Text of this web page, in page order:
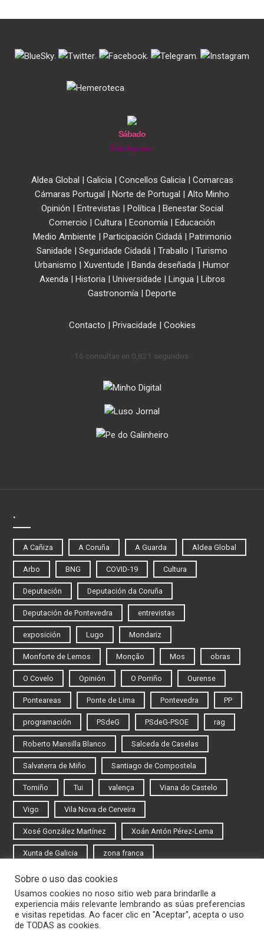
. . . .
Sábado
8 de Agosto
Aldea Global | Galicia| Concellos Galicia| Comarcas
Cámaras Portugal | Norte de Portugal | Alto Minho
Opinión | Entrevistas | Política| Benestar Social
Comercio | Cultura | Economía | Educación
Medio Ambiente | Participación Cidadá| Patrimonio
Sanidade | Seguridade Cidadá | Traballo | Turismo
Urbanismo | Xuventude | Banda deseñada | Humor
Axenda| Historia| Universidade | Lingua| Libros
Gastronomía | Deporte
Contacto | Privacidade | Cookies
16 consultas en 0,821 segundos.
.
A Cañiza A Coruña A Guarda Aldea Global
Arbo BNG COVID-19 Cultura
Deputación Deputación da Coruña
Deputación de Pontevedra entrevistas
exposición Lugo Mondariz
Monforte de Lemos Monção Mos obras
O Covelo Opinión O Porriño Ourense
Ponteareas Ponte de Lima Pontevedra PP
programación PSdeG PSdeG-PSOE rag
Roberto Mansilla Blanco Salceda de Caselas
Salvaterra de Miño Santiago de Compostela
Tomiño Tui valença Viana do Castelo
Vigo Vila Nova de Cerveira
Xosé González Martínez Xoán Antón Pérez-Lema
Xunta de Galicia zona franca
Iniciar sesión
Rexistrarse
Sobre o uso das cookies
Usamos cookies no noso sitio web para brindarlle a
experiencia máis relevante lembrando as súas preferencias
e visitas repetidas. Ao facer clic en "Aceptar", acepta o uso
de TODAS as cookies.